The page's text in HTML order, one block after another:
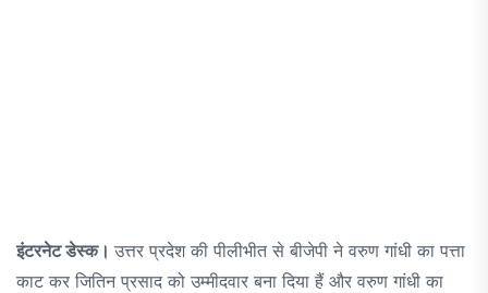
इंटरनेट डेस्क। उत्तर प्रदेश की पीलीभीत से बीजेपी ने वरुण गांधी का पत्ता
काट कर जितिन प्रसाद को उम्मीदवार बना दिया हैं और वरुण गांधी का